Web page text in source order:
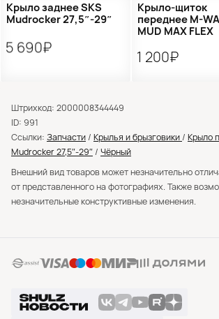
Крыло заднее SKS
Mudrocker 27,5″-29″
5 690₽
Крыло-щиток
переднее M-
MUD MAX FLEX
1 200₽
Штрихкод: 2000008344449
ID: 991
Ссылки: Запчасти / Крылья и брызговики / Крыло
Mudrocker 27,5″-29″ / Чёрный
Внешний вид товаров может незначительно
от представленного на фотографиях. Также
незначительные конструктивные изменения.